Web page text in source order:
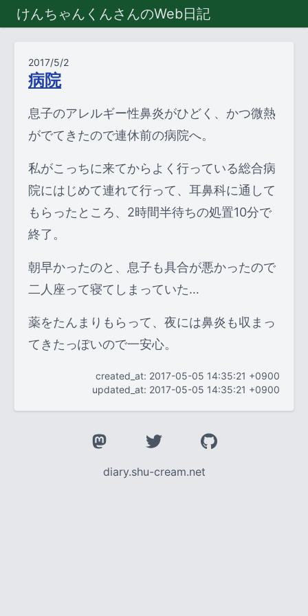
けんちゃんくんさんのWeb日記
2017/5/2
病院
息子のアレルギー性鼻炎がひどく、かつ微熱
がでてきたので連休前の病院へ。
私がこっちに来てからよく行っている総合病
院にはじめて連れて行って、耳鼻科に通して
もらったところ、2時間半待ちの処置10分で
終了。
朝早かったのと、息子も具合が悪かったので
二人座って寝てしまっていた…
薬をたんまりもらって、夜には鼻炎も収まっ
てきたっぽいので一安心。
created_at: 2017-05-05 14:35:21 +0900
updated_at: 2017-05-05 14:35:21 +0900
diary.shu-cream.net